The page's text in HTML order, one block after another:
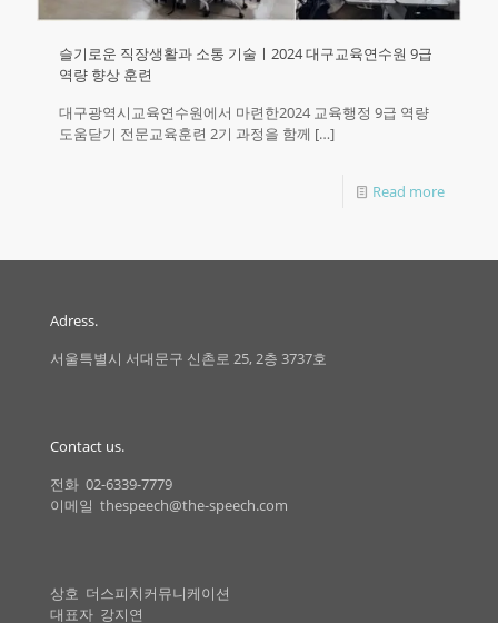
슬기로운 직장생활과 소통 기술ㅣ2024 대구교육연수원 9급
역량 향상 훈련
대구광역시교육연수원에서 마련한2024 교육행정 9급 역량
도움닫기 전문교육훈련 2기 과정을 함께 […]
Read more
Adress.
서울특별시 서대문구 신촌로 25, 2층 3737호
Contact us.
전화 02-6339-7779
이메일 thespeech@the-speech.com
상호 더스피치커뮤니케이션
대표자 강지연